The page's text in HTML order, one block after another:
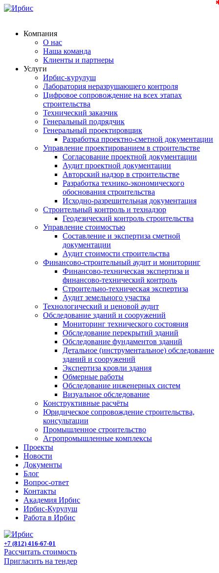
Компания
О нас
Наша команда
Клиенты и партнеры
Услуги
Ирбис-курулуш
Лаборатория неразрушающего контроля
Цифровое сопровождение на всех этапах
строительства
Технический заказчик
Генеральный подрядчик
Генеральный проектировщик
Разработка проектно-сметной документации
Управление проектированием в строительстве
Согласование проектной документации
Аудит проектной документации
Авторский надзор в строительстве
Разработка технико-экономического
обоснования строительства
Исходно-разрешительная документация
Строительный контроль и технадзор
Геодезический контроль строительства
Управление стоимостью
Составление и экспертиза сметной
документации
Аудит стоимости строительства
Финансово-строительный аудит и мониторинг
Финансово-техническая экспертиза и
финансово-технический контроль
Строительно-техническая экспертиза
Аудит земельного участка
Технологический и ценовой аудит
Обследование зданий и сооружений
Мониторинг технического состояния
Обследование перекрытий зданий
Обследование фундаментов зданий
Детальное (инструментальное) обследование
зданий и сооружений
Экспертиза кровли здания
Обмерные работы
Обследование инженерных систем
Визуальное обследование
Конструктивные расчёты
Юридическое сопровождение строительства,
консультации
Промышленное строительство
Агропромышленные комплексы
Проекты
Новости
Документы
Блог
Вопрос-ответ
Контакты
Академия Ирбис
Ирбис-Курулуш
Работа в Ирбис
+7 (812) 416-67-01
Рассчитать стоимость
Пригласить на тендер